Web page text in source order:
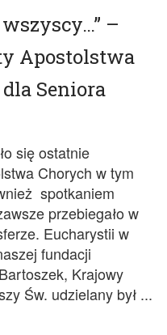
–
Apostolstwa
Seniora
się ostatnie
Chorych w tym
spotkaniem
przebiegało w
Eucharystii w
fundacji
Krajowy
Św. udzielany był ...